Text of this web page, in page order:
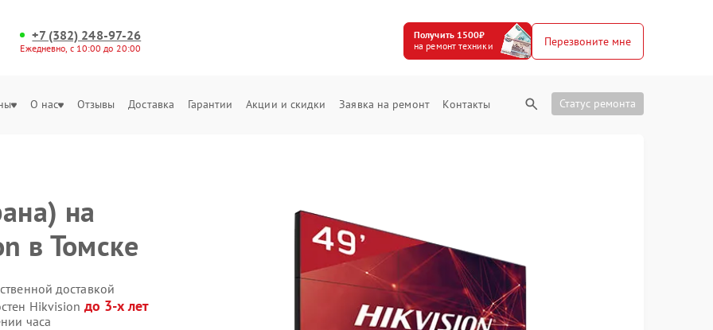
+7 (382) 248-97-26
Ежедневно, с 10:00 до 20:00
Получить 1500₽
на ремонт техники
Перезвоните мне
О нас Отзывы Доставка Гарантии Акции и скидки Заявка на ремонт Контакты Статус ремонта
на
в Томске
доставкой
Hikvision до 3-х лет
часа